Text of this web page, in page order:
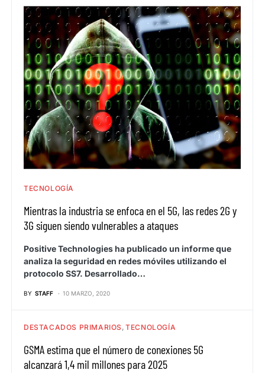
TECNOLOGÍA
Mientras la industria se enfoca en el 5G, las redes 2G y
3G siguen siendo vulnerables a ataques
Positive Technologies ha publicado un informe que
analiza la seguridad en redes móviles utilizando el
protocolo SS7. Desarrollado…
BY STAFF 10 MARZO, 2020
DESTACADOS PRIMARIOS TECNOLOGÍA
GSMA estima que el número de conexiones 5G
alcanzará 1,4 mil millones para 2025